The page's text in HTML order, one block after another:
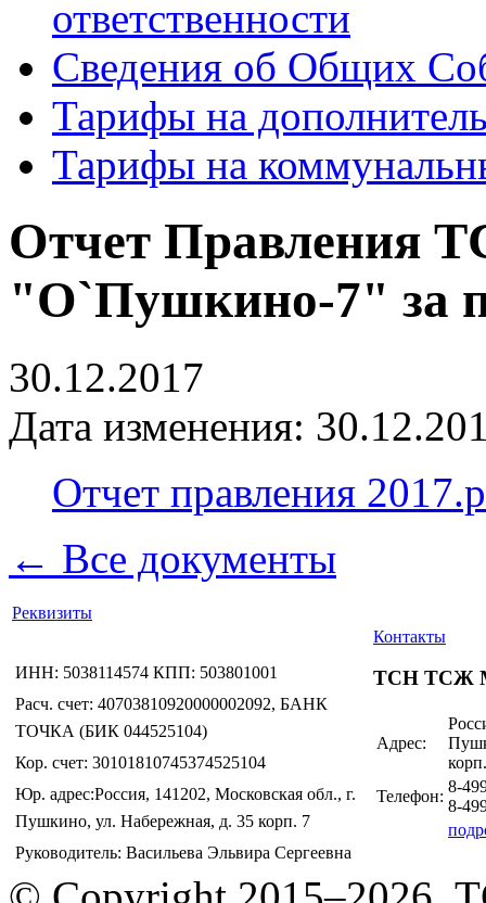
ответственности
Сведения об Общих
Тарифы на
Тарифы на
Отчет
"О`Пушкино-7" за
30.12.2017
Дата изменения:
Отчет правления
← Все документы
Реквизиты
ИНН: 5038114574 КПП: 503801001
Расч. счет: 40703810920000002092, БАНК
ТОЧКА (БИК 044525104)
Кор. счет: 30101810745374525104
Юр. адрес:Россия, 141202, Московская обл., г.
Пушкино, ул. Набережная, д. 35 корп. 7
Руководитель: Васильева Эльвира Сергеевна
Контакты
ТСН ТСЖ
Адрес:
Телефон:
8-
8-